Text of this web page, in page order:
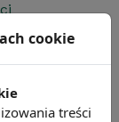
cookie
treści